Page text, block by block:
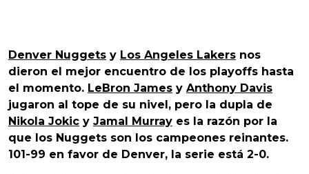
Denver Nuggets y Los Angeles Lakers nos
dieron el mejor encuentro de los playoffs hasta
el momento. LeBron James y Anthony Davis
jugaron al tope de su nivel, pero la dupla de
Nikola Jokic y Jamal Murray es la razón por la
que los Nuggets son los campeones reinantes.
101-99 en favor de Denver, la serie está 2-0.